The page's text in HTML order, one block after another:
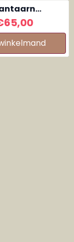
glas Huisjes
voor 65,00